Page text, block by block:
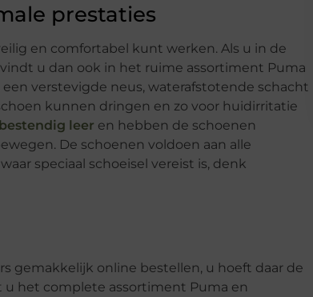
prestaties
en comfortabel kunt werken. Als u in de
u dan ook in het ruime assortiment Puma
verstevigde neus, waterafstotende schacht
kunnen dringen en zo voor huidirritatie
leer en hebben de schoenen
De schoenen voldoen aan alle
speciaal schoeisel vereist is, denk
gemakkelijk online bestellen, u hoeft daar de
het complete assortiment Puma en